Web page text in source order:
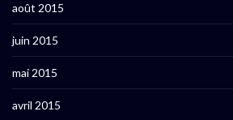
août 2015
juin 2015
mai 2015
avril 2015